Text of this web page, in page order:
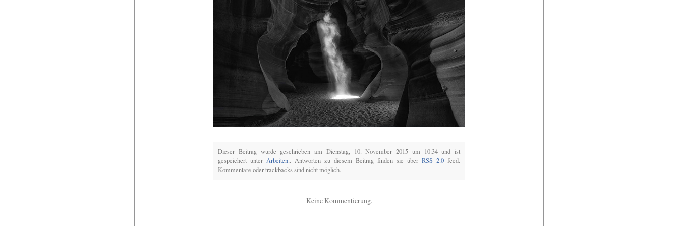
Dieser Beitrag wurde geschrieben am Dienstag, 10. November 2015 um 10:34 und ist
gespeichert unter Arbeiten.. Antworten zu diesem Beitrag finden sie über RSS 2.0 feed.
Kommentare oder trackbacks sind nicht möglich.
Keine Kommentierung.